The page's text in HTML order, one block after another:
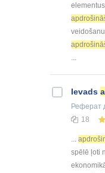
...
Ievads
Реферат
18
spēlē ļoti